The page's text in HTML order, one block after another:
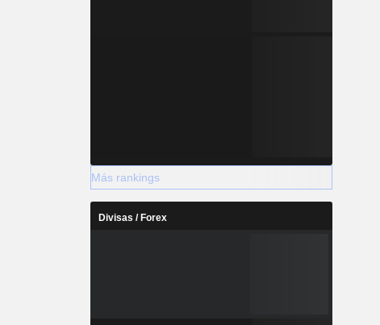
Más rankings
Divisas / Forex